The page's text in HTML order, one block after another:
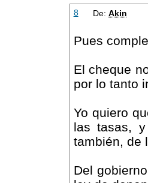
8 De: Akin
Pues
El cheque
por lo tanto
Yo quiero
las tasas,
también, de
Del